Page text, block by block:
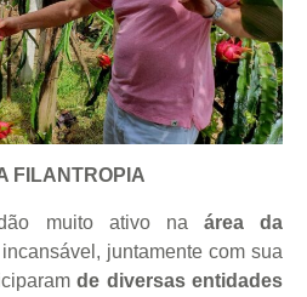
FILANTROPIA
muito ativo na área da
incansável, juntamente com sua
de diversas entidades